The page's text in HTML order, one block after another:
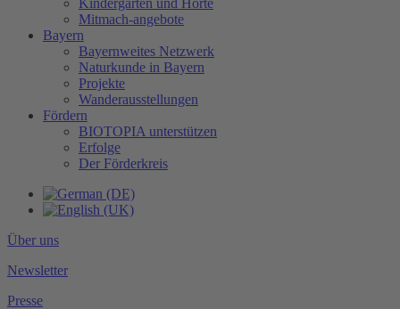
Kindergärten und Horte
Mitmach-angebote
Bayern
Bayernweites Netzwerk
Naturkunde in Bayern
Projekte
Wanderausstellungen
Fördern
BIOTOPIA unterstützen
Erfolge
Der Förderkreis
Über uns
Newsletter
Presse